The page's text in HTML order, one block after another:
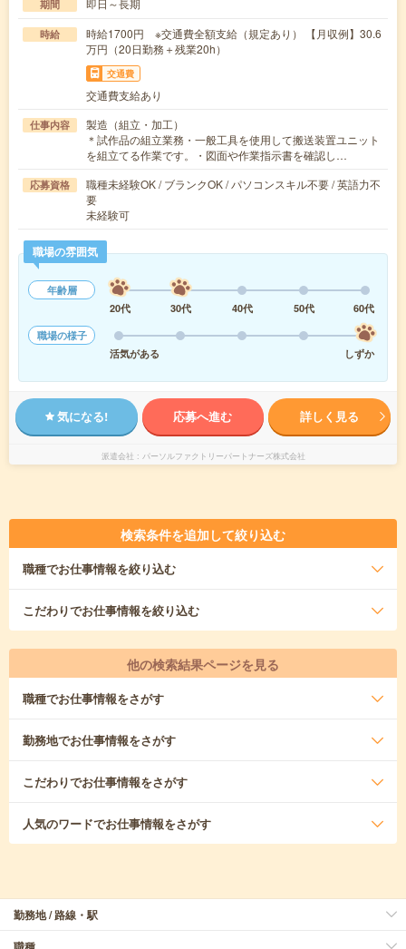
期間 即日～長期
時給
時給1700円 ※交通費全額支給（規定あり） 【月収例】30.6
万円（20日勤務＋残業20h）
交通費
交通費支給あり
仕事内容
製造（組立・加工）
＊試作品の組立業務・一般工具を使用して搬送装置ユニット
を組立てる作業です。・図面や作業指示書を確認し…
応募資格
職種未経験OK / ブランクOK / パソコンスキル不要 / 英語力不
要
未経験可
職場の雰囲気
年齢層
20代
30代 40代 50代
60代
職場の様子
活気がある
しずか
気になる! 応募へ進む 詳しく見る
派遣会社 パーソルファクトリーパートナーズ株式会社
検索条件を追加して絞り込む
職種でお仕事情報を絞り込む
こだわりでお仕事情報を絞り込む
他の検索結果ページを見る
職種でお仕事情報をさがす
勤務地でお仕事情報をさがす
こだわりでお仕事情報をさがす
人気のワードでお仕事情報をさがす
勤務地 / 路線・駅